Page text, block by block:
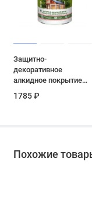
Защитно-
декоративное
алкидное покрытие
2 в 1 полуматовое
1785 ₽
Похожие